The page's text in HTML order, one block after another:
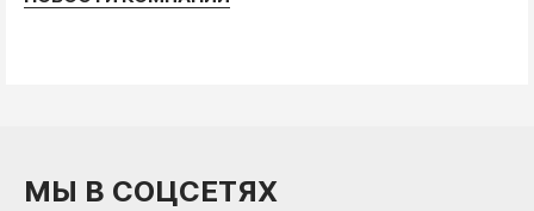
МЫ В СОЦСЕТЯХ